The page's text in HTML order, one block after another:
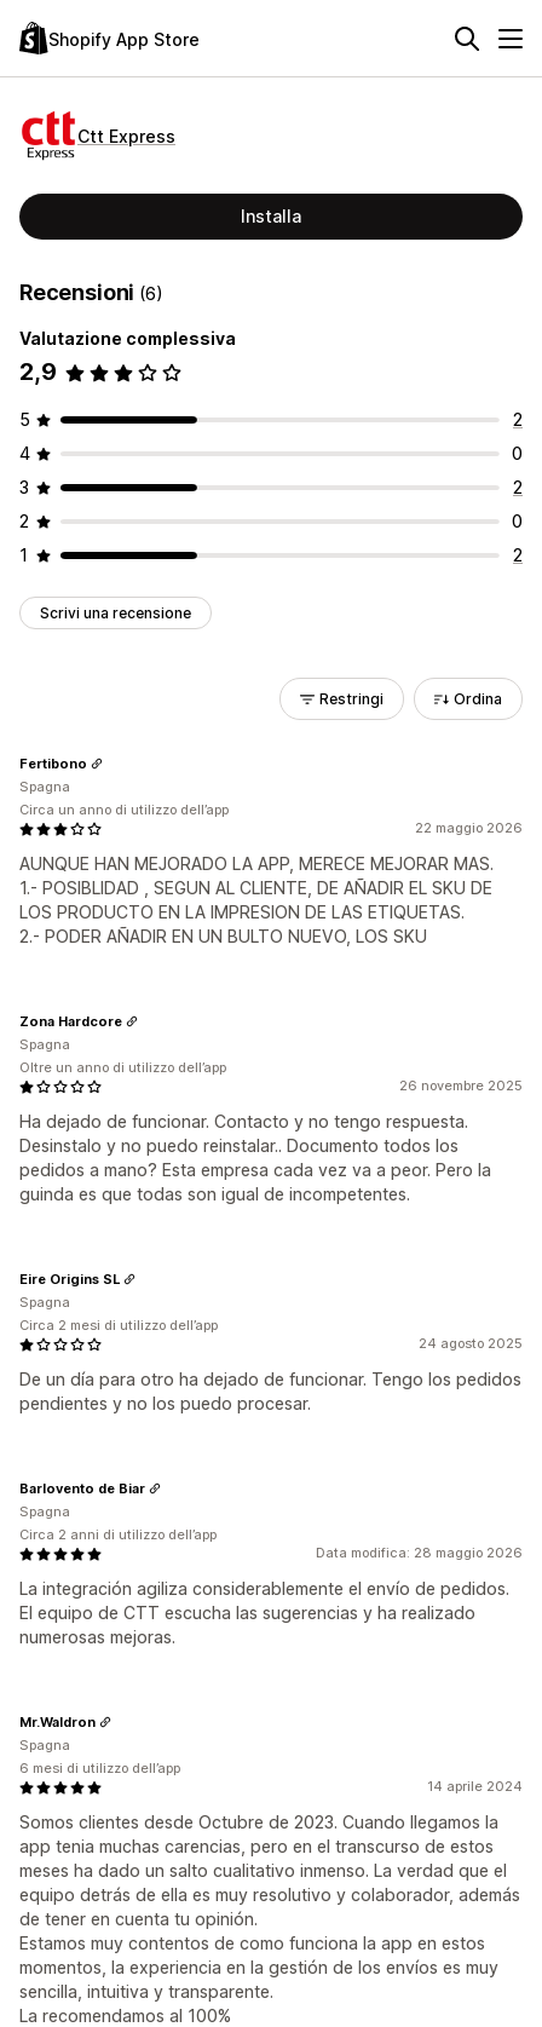
Shopify App Store
Ctt Express
Installa
Recensioni (6)
Valutazione complessiva
2,9
5
2
4
0
3
2
2
0
1
2
Scrivi una recensione
Restringi Ordina
22 maggio 2026
AUNQUE HAN MEJORADO LA APP, MERECE MEJORAR MAS.
1.- POSIBLIDAD , SEGUN AL CLIENTE, DE AÑADIR EL SKU DE
LOS PRODUCTO EN LA IMPRESION DE LAS ETIQUETAS.
2.- PODER AÑADIR EN UN BULTO NUEVO, LOS SKU
Fertibono
Spagna
Circa un anno di utilizzo dell’app
26 novembre 2025
Ha dejado de funcionar. Contacto y no tengo respuesta.
Desinstalo y no puedo reinstalar.. Documento todos los
pedidos a mano? Esta empresa cada vez va a peor. Pero la
guinda es que todas son igual de incompetentes.
Zona Hardcore
Spagna
Oltre un anno di utilizzo dell’app
24 agosto 2025
De un día para otro ha dejado de funcionar. Tengo los pedidos
pendientes y no los puedo procesar.
Eire Origins SL
Spagna
Circa 2 mesi di utilizzo dell’app
Data modifica: 28 maggio 2026
La integración agiliza considerablemente el envío de pedidos.
El equipo de CTT escucha las sugerencias y ha realizado
numerosas mejoras.
Barlovento de Biar
Spagna
Circa 2 anni di utilizzo dell’app
14 aprile 2024
Somos clientes desde Octubre de 2023. Cuando llegamos la
app tenia muchas carencias, pero en el transcurso de estos
meses ha dado un salto cualitativo inmenso. La verdad que el
equipo detrás de ella es muy resolutivo y colaborador, además
de tener en cuenta tu opinión.
Estamos muy contentos de como funciona la app en estos
momentos, la experiencia en la gestión de los envíos es muy
sencilla, intuitiva y transparente.
La recomendamos al 100%
Mr.Waldron
Spagna
6 mesi di utilizzo dell’app